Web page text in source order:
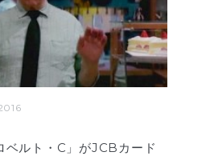
ベルト・C」がJCBカード